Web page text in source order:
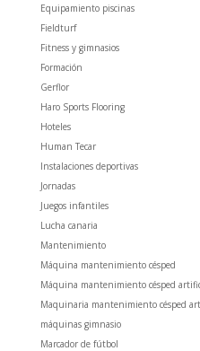
Equipamiento piscinas
Fieldturf
Fitness y gimnasios
Formación
Gerflor
Haro Sports Flooring
Hoteles
Human Tecar
Instalaciones deportivas
Jornadas
Juegos infantiles
Lucha canaria
Mantenimiento
Máquina mantenimiento césped
Máquina mantenimiento césped
Maquinaria mantenimiento césped
máquinas gimnasio
Marcador de fútbol